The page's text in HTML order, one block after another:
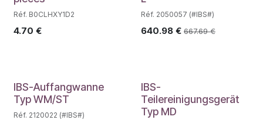
Réf. B0CLHXY1D2
4.70 €
Réf. 2050057 (#IBS#)
640.98€ 667.69€
IBS-Auffangwanne
Typ WM/ST
Réf. 2120022 (#IBS#)
IBS-
Teilereinigungsgerät
Typ MD